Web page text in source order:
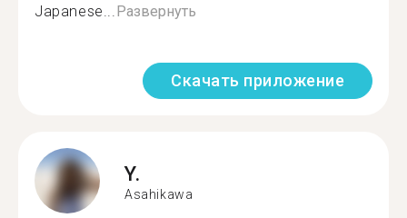
Japanese... Развернуть
Скачать приложение
Y.
Asahikawa